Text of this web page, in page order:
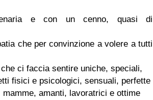
e con un cenno, quasi di
che per convinzione a volere a tutti
ci faccia sentire uniche, speciali,
fisici e psicologici, sensuali, perfette
amanti, lavoratrici e ottime